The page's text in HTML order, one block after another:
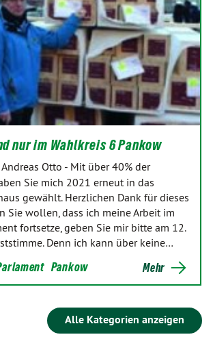
nur im Wahlkreis 6 Pankow
Otto - Mit über 40% der
Sie mich 2021 erneut in das
gewählt. Herzlichen Dank für dieses
Sie wollen, dass ich mei­ne Arbeit im
fortsetze, geben Sie mir bitte am 12.
Denn ich kann über keine…
Pankow Mehr
Alle Kategorien anzeigen